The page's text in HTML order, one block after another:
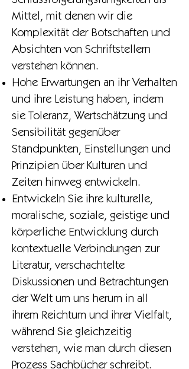
Mittel, mit denen wir die
Komplexität der Botschaften und
Absichten von Schriftstellern
verstehen können.
Hohe Erwartungen an ihr Verhalten
und ihre Leistung haben, indem
sie Toleranz, Wertschätzung und
Sensibilität gegenüber
Standpunkten, Einstellungen und
Prinzipien über Kulturen und
Zeiten hinweg entwickeln.
Entwickeln Sie ihre kulturelle,
moralische, soziale, geistige und
körperliche Entwicklung durch
kontextuelle Verbindungen zur
Literatur, verschachtelte
Diskussionen und Betrachtungen
der Welt um uns herum in all
ihrem Reichtum und ihrer Vielfalt,
während Sie gleichzeitig
verstehen, wie man durch diesen
Prozess Sachbücher schreibt.